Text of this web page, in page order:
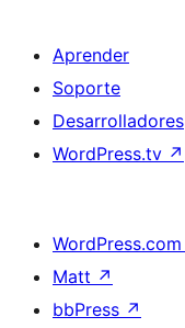
Aprender
Soporte
Desarrolladores
WordPress.tv ↗
WordPress.com
Matt ↗
bbPress ↗